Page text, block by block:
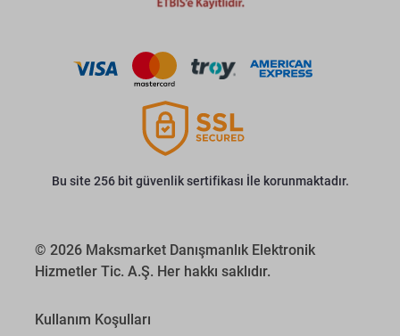
Bu site 256 bit güvenlik sertifikası İle korunmaktadır.
© 2026 Maksmarket Danışmanlık Elektronik
Hizmetler Tic. A.Ş. Her hakkı saklıdır.
Kullanım Koşulları